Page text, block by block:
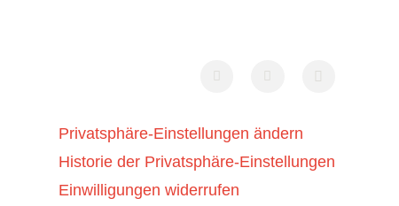
Privatsphäre-Einstellungen ändern
Historie der Privatsphäre-Einstellungen
Einwilligungen widerrufen